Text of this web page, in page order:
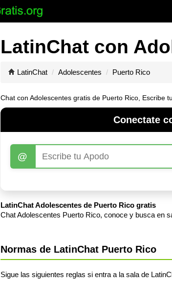
LatinChat con
LatinChat Adolescentes Puerto Rico
Chat con Adolescentes gratis de Puerto Rico, Escribe
Conectate
@
LatinChat Adolescentes de Puerto Rico gratis
Chat Adolescentes Puerto Rico, conoce y busca en
Normas de LatinChat Puerto Rico
Sigue las siguientes reglas si entra a la sala de